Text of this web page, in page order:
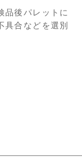
品後パレットに
具合などを選別